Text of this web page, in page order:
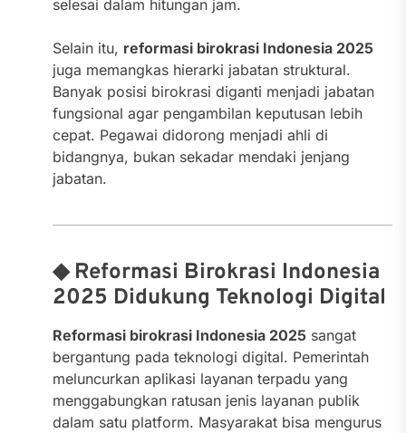
selesai dalam hitungan jam.
Selain itu, reformasi birokrasi Indonesia 2025
juga memangkas hierarki jabatan struktural.
Banyak posisi birokrasi diganti menjadi jabatan
fungsional agar pengambilan keputusan lebih
cepat. Pegawai didorong menjadi ahli di
bidangnya, bukan sekadar mendaki jenjang
jabatan.
◆ Reformasi Birokrasi Indonesia
2025 Didukung Teknologi Digital
Reformasi birokrasi Indonesia 2025sangat
bergantung pada teknologi digital. Pemerintah
meluncurkan aplikasi layanan terpadu yang
menggabungkan ratusan jenis layanan publik
dalam satu platform. Masyarakat bisa mengurus